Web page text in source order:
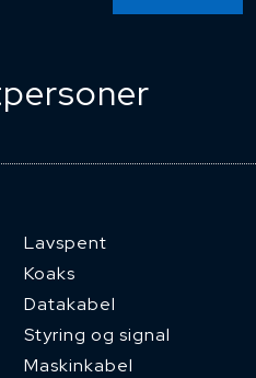
Lavspent
Koaks
Datakabel
Styring og signal
Maskinkabel